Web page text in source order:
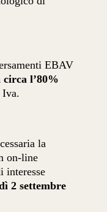
EBAV
l’80%
Iva.
la
on-line
interesse
2 settembre